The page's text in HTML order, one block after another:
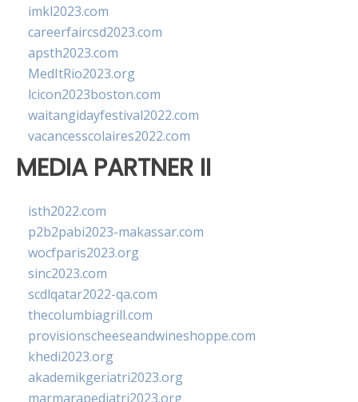
imkl2023.com
careerfaircsd2023.com
apsth2023.com
MedItRio2023.org
lcicon2023boston.com
waitangidayfestival2022.com
vacancesscolaires2022.com
MEDIA PARTNER II
isth2022.com
p2b2pabi2023-makassar.com
wocfparis2023.org
sinc2023.com
scdlqatar2022-qa.com
thecolumbiagrill.com
provisionscheeseandwineshoppe.com
khedi2023.org
akademikgeriatri2023.org
marmarapediatri2023.org